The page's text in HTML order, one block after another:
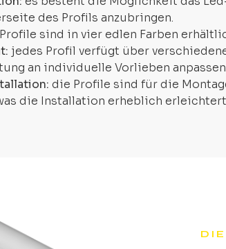
des Profils anzubringen.
Profile sind in vier edlen Farben
jedes Profil verfügt über
an individuelle Vorlieben
die Profile sind für die
die Installation erheblich